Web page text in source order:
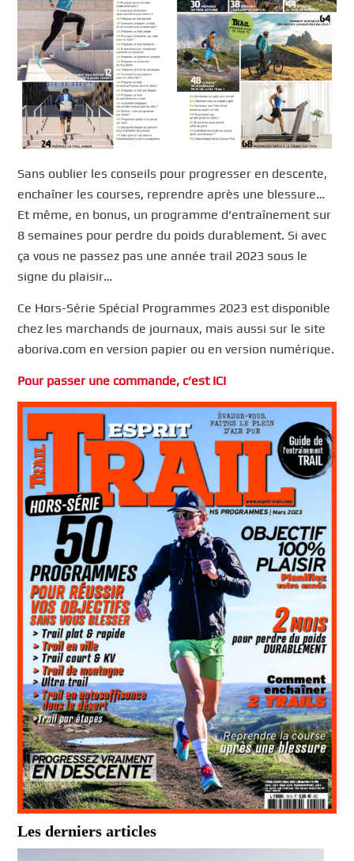
Sans oublier les conseils pour progresser en descente,
enchaîner les courses, reprendre après une blessure…
Et même, en bonus, un programme d’entraînement sur
8 semaines pour perdre du poids durablement. Si avec
ça vous ne passez pas une année trail 2023 sous le
signe du plaisir…
Ce Hors-Série Spécial Programmes 2023 est disponible
chez les marchands de journaux, mais aussi sur le site
aboriva.com en version papier ou en version numérique.
Pour passer une commande, c’est ICI
Les derniers articles